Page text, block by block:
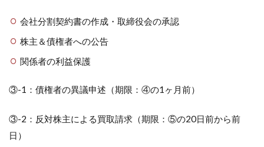
会社分割契約書の作成・取締役会の承認
株主＆債権者への公告
関係者の利益保護
③-1：債権者の異議申述（期限：④の1ヶ月前）
③-2：反対株主による買取請求（期限：⑤の20日前から前
日）